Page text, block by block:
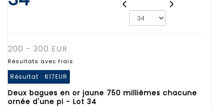
200 - 300 EUR
Résultats avec frais
Résultat : 617EUR
Deux bagues en or jaune 750 millièmes chacune
ornée d'une pi - Lot 34